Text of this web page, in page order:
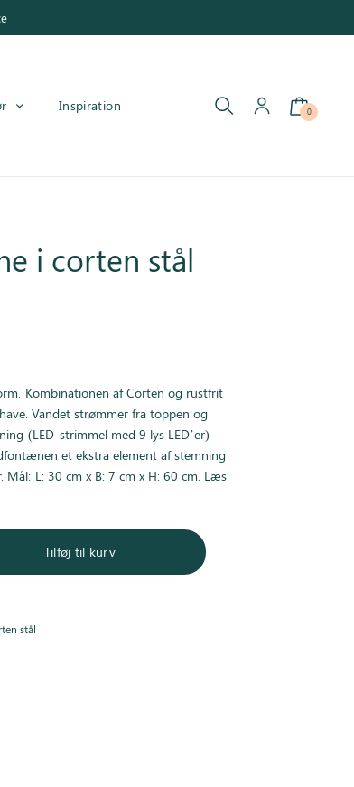
Inspiration 0
i corten stål
Kombinationen af Corten og rustfrit
Vandet strømmer fra toppen og
(LED-strimmel med 9 lys LED’er)
et ekstra element af stemning
L: 30 cm x B: 7 cm x H: 60 cm. Læs
Tilføj til kurv
stål